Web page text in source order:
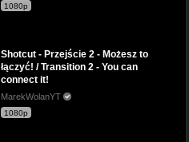
1080p
Shotcut - Przejście 2 - Możesz to
łączyć! / Transition 2 - You can
connect it!
MarekWolanYT
1080p